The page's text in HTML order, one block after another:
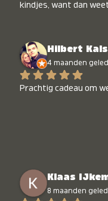
kindjes, want dan
Hilbert
4 maanden
Prachtig cadeau om
Klaas
8 maanden